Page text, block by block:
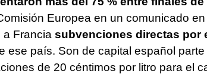
Europea en un comunicado
a Francia subvenciones directas por
ese país. Son de capital español
de 20 céntimos por litro para el